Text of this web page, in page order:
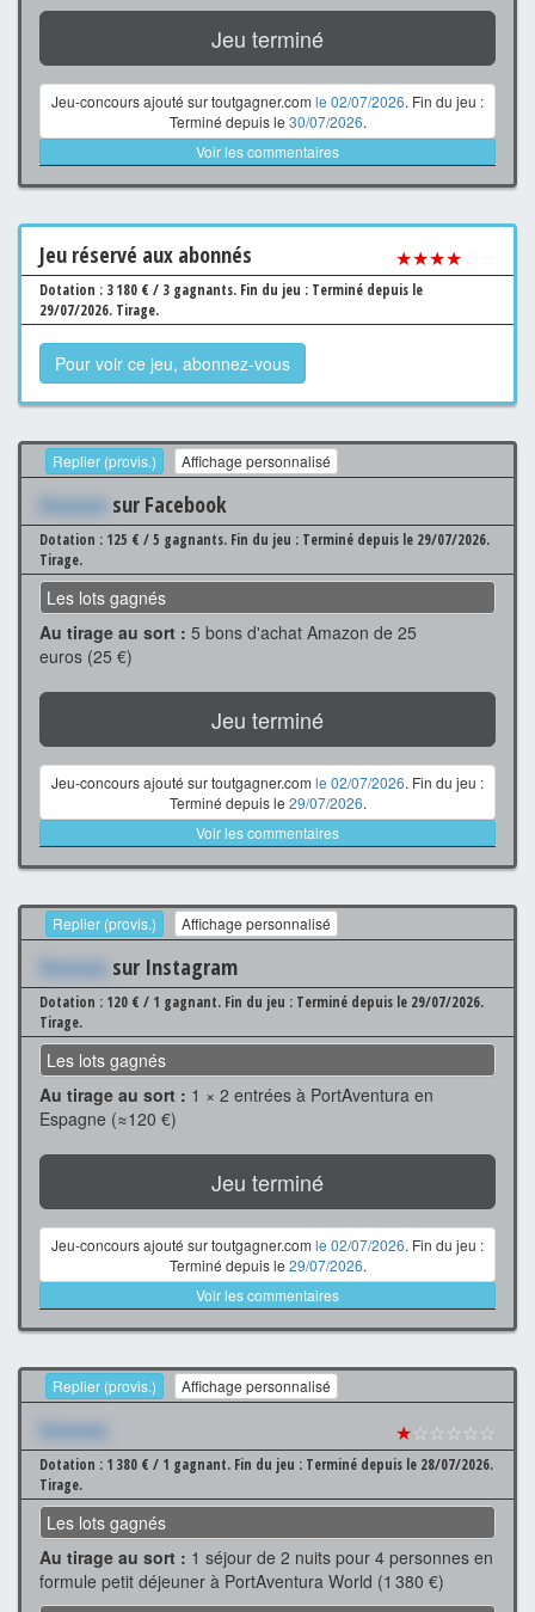
Jeu terminé
Jeu-concours ajouté sur toutgagner.com le 02/07/2026. Fin du jeu :
Terminé depuis le 30/07/2026.
Voir les commentaires
Jeu réservé aux abonnés ★★★★
Dotation : 3 180 € / 3 gagnants. Fin du jeu : Terminé depuis le
29/07/2026. Tirage.
Pour voir ce jeu, abonnez-vous
Replier (provis.) Affichage personnalisé
Xxxxxxx sur Facebook
Dotation : 125 € / 5 gagnants. Fin du jeu : Terminé depuis le 29/07/2026.
Tirage.
Les lots gagnés
Au tirage au sort : 5 bons d'achat Amazon de 25
euros (25 €)
Jeu terminé
Jeu-concours ajouté sur toutgagner.com le 02/07/2026. Fin du jeu :
Terminé depuis le 29/07/2026.
Voir les commentaires
Replier (provis.) Affichage personnalisé
Xxxxxxx sur Instagram
Dotation : 120 € / 1 gagnant. Fin du jeu : Terminé depuis le 29/07/2026.
Tirage.
Les lots gagnés
Au tirage au sort : 1 × 2 entrées à PortAventura en
Espagne (≈120 €)
Jeu terminé
Jeu-concours ajouté sur toutgagner.com le 02/07/2026. Fin du jeu :
Terminé depuis le 29/07/2026.
Voir les commentaires
Replier (provis.) Affichage personnalisé
Xxxxxxx ★☆☆☆☆☆
Dotation : 1 380 € / 1 gagnant. Fin du jeu : Terminé depuis le 28/07/2026.
Tirage.
Les lots gagnés
Au tirage au sort : 1 séjour de 2 nuits pour 4 personnes en
formule petit déjeuner à PortAventura World (1 380 €)